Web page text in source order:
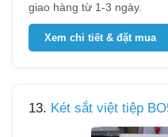
giao hàng từ 1-3 ngày.
Xem chi tiết & đặt mua
13. Két sắt việt tiệp